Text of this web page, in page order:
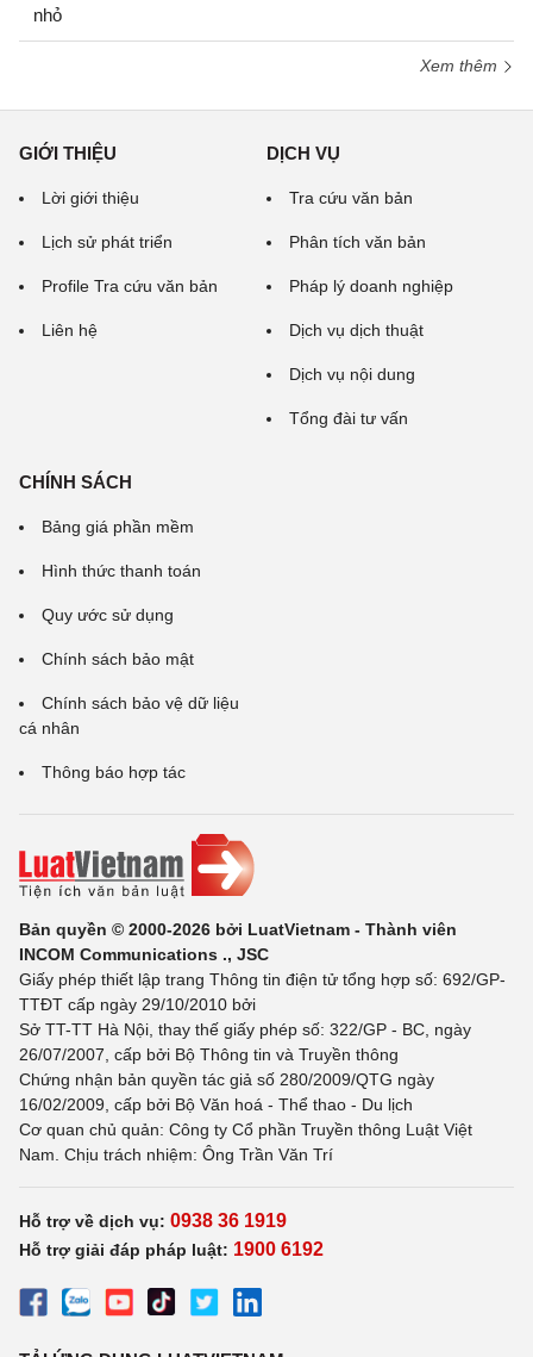
nhỏ
Xem thêm
GIỚI THIỆU
Lời giới thiệu
Lịch sử phát triển
Profile Tra cứu văn bản
Liên hệ
DỊCH VỤ
Tra cứu văn bản
Phân tích văn bản
Pháp lý doanh nghiệp
Dịch vụ dịch thuật
Dịch vụ nội dung
Tổng đài tư vấn
CHÍNH SÁCH
Bảng giá phần mềm
Hình thức thanh toán
Quy ước sử dụng
Chính sách bảo mật
Chính sách bảo vệ dữ liệu
cá nhân
Thông báo hợp tác
Bản quyền © 2000-2026 bởi LuatVietnam - Thành viên
INCOM Communications ., JSC
Giấy phép thiết lập trang Thông tin điện tử tổng hợp số: 692/GP-
TTĐT cấp ngày 29/10/2010 bởi
Sở TT-TT Hà Nội, thay thế giấy phép số: 322/GP - BC, ngày
26/07/2007, cấp bởi Bộ Thông tin và Truyền thông
Chứng nhận bản quyền tác giả số 280/2009/QTG ngày
16/02/2009, cấp bởi Bộ Văn hoá - Thể thao - Du lịch
Cơ quan chủ quản: Công ty Cổ phần Truyền thông Luật Việt
Nam. Chịu trách nhiệm: Ông Trần Văn Trí
Hỗ trợ về dịch vụ: 0938 36 1919
Hỗ trợ giải đáp pháp luật: 1900 6192